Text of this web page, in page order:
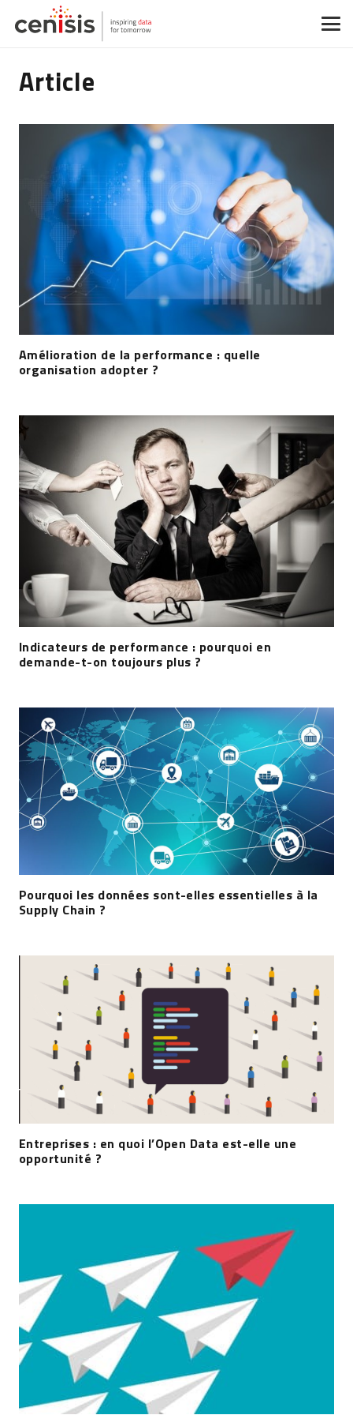
Article
Amélioration de la performance : quelle
organisation adopter ?
Indicateurs de performance : pourquoi en
demande-t-on toujours plus ?
Pourquoi les données sont-elles essentielles à la
Supply Chain ?
Entreprises : en quoi l’Open Data est-elle une
opportunité ?